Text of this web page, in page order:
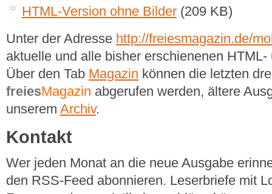
HTML-Version ohne Bilder(209 KB)
Unter der Adresse http://freiesmagazin.de/
aktuelle und alle bisher erschienenen
Über den Tab Magazin können die letzten
freiesMagazin abgerufen werden, ältere
unserem Archiv.
Kontakt
Wer jeden Monat an die neue Ausgabe
den RSS-Feed abonnieren. Leserbriefe mit